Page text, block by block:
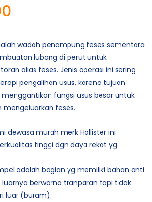
wadah penampung feses sementara
lubang di perut untuk
alias feses. Jenis operasi ini sering
pengalihan usus, karena tujuan
fungsi usus besar untuk
feses.
dewasa murah merk Hollister ini
tinggi dgn daya rekat yg
adalah bagian yg memiliki bahan anti
luarnya berwarna tranparan tapi tidak
luar (buram).